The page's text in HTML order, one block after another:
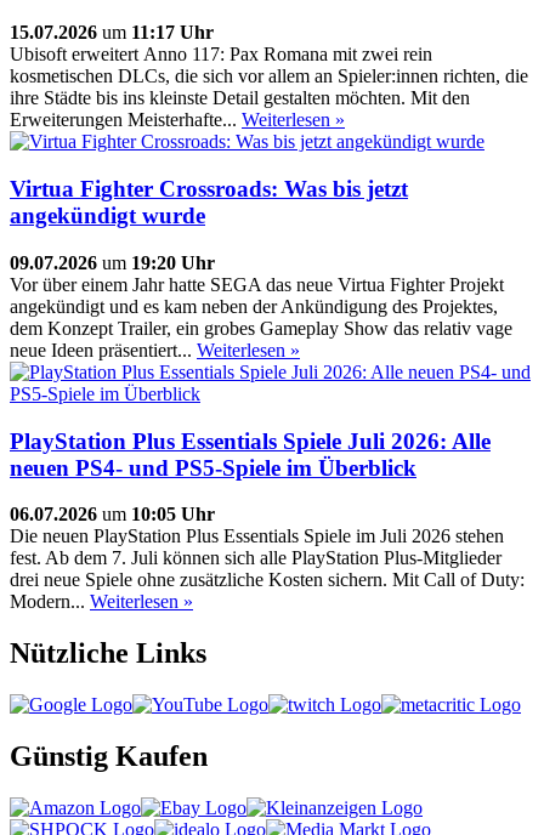
15.07.2026 um 11:17 Uhr
Ubisoft erweitert Anno 117: Pax Romana mit zwei rein
kosmetischen DLCs, die sich vor allem an Spieler:innen richten, die
ihre Städte bis ins kleinste Detail gestalten möchten. Mit den
Erweiterungen Meisterhafte... Weiterlesen »
Virtua Fighter Crossroads: Was bis jetzt
angekündigt wurde
09.07.2026 um 19:20 Uhr
Vor über einem Jahr hatte SEGA das neue Virtua Fighter Projekt
angekündigt und es kam neben der Ankündigung des Projektes,
dem Konzept Trailer, ein grobes Gameplay Show das relativ vage
neue Ideen präsentiert... Weiterlesen »
PlayStation Plus Essentials Spiele Juli 2026: Alle
neuen PS4- und PS5-Spiele im Überblick
06.07.2026 um 10:05 Uhr
Die neuen PlayStation Plus Essentials Spiele im Juli 2026 stehen
fest. Ab dem 7. Juli können sich alle PlayStation Plus-Mitglieder
drei neue Spiele ohne zusätzliche Kosten sichern. Mit Call of Duty:
Modern... Weiterlesen »
Nützliche Links
Günstig Kaufen